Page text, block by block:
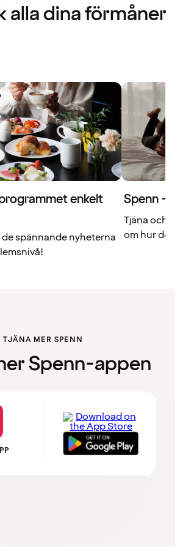
alla dina förmåner
enkelt
de spännande nyheterna
Spenn –
Tjäna och
om hur det
TJÄNA MER SPENN
Spenn-appen